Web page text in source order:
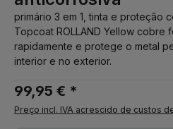
primário 3 em 1, tinta e proteção
Topcoat ROLLAND Yellow cobre
rapidamente e protege o metal
interior e no exterior.
99,95 € *
Preço incl. IVA acrescido de custos